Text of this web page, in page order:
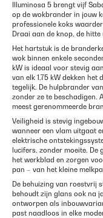
Illuminosa 5 brengt vijf
op de wokbrander in jouw
professionele koks
Draai aan de knop, de hitte
Het hartstuk is de
wok binnen enkele
kW is ideaal voor stevig
van elk 1,75 kW dekken
tegelijk. De hulpbrander
zonder ze te beschadigen.
meest gerenommeerde
Veiligheid is stevig
wanneer een vlam uitgaat
elektrische
lucifers, zonder moeite.
het werkblad en zorgen
pan – van het kleine
De behuizing van roestvrij
behoudt zijn glans ook na
ontworpen als
past naadloos in elke